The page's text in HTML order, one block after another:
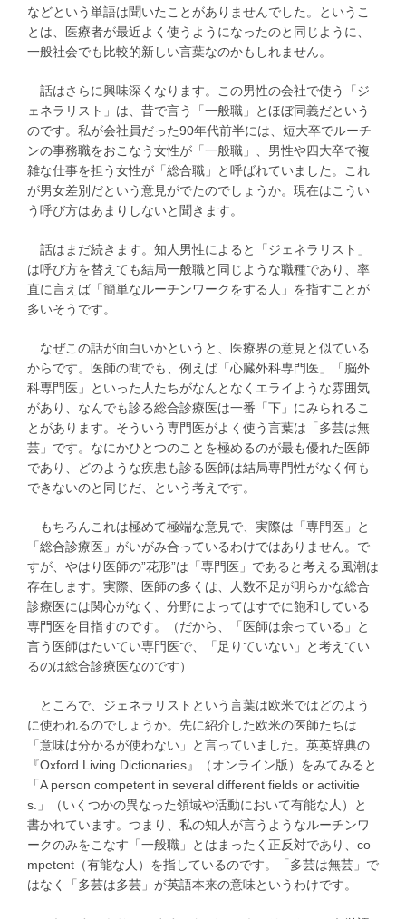
などという単語は聞いたことがありませんでした。というこ
とは、医療者が最近よく使うようになったのと同じように、
一般社会でも比較的新しい言葉なのかもしれません。
話はさらに興味深くなります。この男性の会社で使う「ジ
ェネラリスト」は、昔で言う「一般職」とほぼ同義だという
のです。私が会社員だった90年代前半には、短大卒でルーチ
ンの事務職をおこなう女性が「一般職」、男性や四大卒で複
雑な仕事を担う女性が「総合職」と呼ばれていました。これ
が男女差別だという意見がでたのでしょうか。現在はこうい
う呼び方はあまりしないと聞きます。
話はまだ続きます。知人男性によると「ジェネラリスト」
は呼び方を替えても結局一般職と同じような職種であり、率
直に言えば「簡単なルーチンワークをする人」を指すことが
多いそうです。
なぜこの話が面白いかというと、医療界の意見と似ている
からです。医師の間でも、例えば「心臓外科専門医」「脳外
科専門医」といった人たちがなんとなくエライような雰囲気
があり、なんでも診る総合診療医は一番「下」にみられるこ
とがあります。そういう専門医がよく使う言葉は「多芸は無
芸」です。なにかひとつのことを極めるのが最も優れた医師
であり、どのような疾患も診る医師は結局専門性がなく何も
できないのと同じだ、という考えです。
もちろんこれは極めて極端な意見で、実際は「専門医」と
「総合診療医」がいがみ合っているわけではありません。で
すが、やはり医師の”花形”は「専門医」であると考える風潮は
存在します。実際、医師の多くは、人数不足が明らかな総合
診療医には関心がなく、分野によってはすでに飽和している
専門医を目指すのです。（だから、「医師は余っている」と
言う医師はたいてい専門医で、「足りていない」と考えてい
るのは総合診療医なのです）
ところで、ジェネラリストという言葉は欧米ではどのよう
に使われるのでしょうか。先に紹介した欧米の医師たちは
「意味は分かるが使わない」と言っていました。英英辞典の
『Oxford Living Dictionaries』（オンライン版）をみてみると
「A person competent in several different fields or activitie
s.」（いくつかの異なった領域や活動において有能な人）と
書かれています。つまり、私の知人が言うようなルーチンワ
ークのみをこなす「一般職」とはまったく正反対であり、co
mpetent（有能な人）を指しているのです。「多芸は無芸」で
はなく「多芸は多芸」が英語本来の意味というわけです。